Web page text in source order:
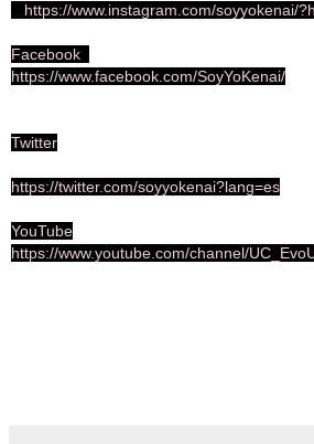
https://www.instagram.com/soyyokenai/
Facebook
https://www.facebook.com/SoyYoKenai/
Twitter
https://twitter.com/soyyokenai?lang=es
YouTube
https://www.youtube.com/channel/